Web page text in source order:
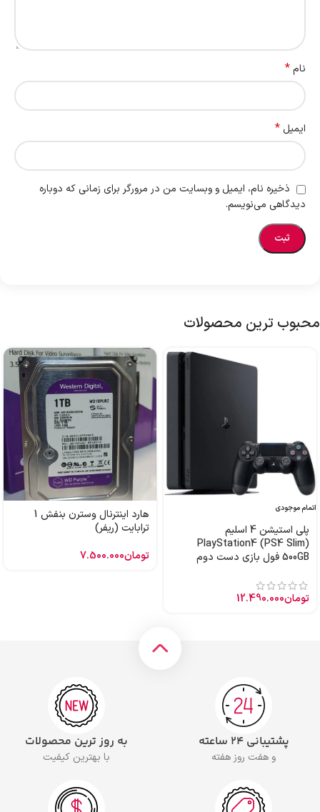
نام*
ایمیل *
ذخیره نام، ایمیل و وبسایت من در مرورگر برای زمانی که دوباره
دیدگاهی می‌نویسم.
محبوب ترین محصولات
اتمام موجودی
پلی استیشن 4 اسلیم
PlayStation4 (PS4 Slim)
500GB فول بازی دست دوم
تومان12.490.000
هارد اینترنال وسترن بنفش 1
ترابایت (ریفر)
تومان7.500.000
پشتیبانی ۲۴ ساعته
و هفت روز هفته
به روز ترین محصولات
با بهترین کیفیت